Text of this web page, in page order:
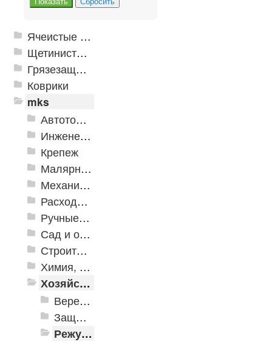
Ячеистые грязезащитные покрытия
Щетинистые покрытия
Грязезащитные, влаговпитывающие покрытия
Коврики
mks
Автотовары
Инженерная сантехника и инструменты
Крепеж
Малярно-штукатурные инструменты
Механизированные инструменты
Расходные инструменты
Ручные инструменты
Сад и огород
Строительная Химия и принадлежности
Химия, крепеж, СИЗ
Хозяйственные принадлежности
Веревки, шнуры, шпагаты, стяжки
Защита от насекомых и вредителей
Режущие инструменты